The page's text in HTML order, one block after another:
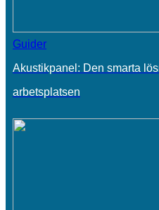
Guider
Akustikpanel: Den smarta
arbetsplatsen